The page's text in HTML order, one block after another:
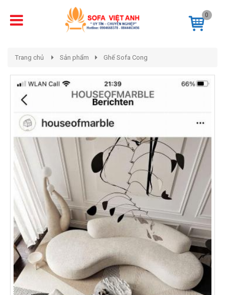
0
Trang chủ Sản phẩm Ghế Sofa Cong